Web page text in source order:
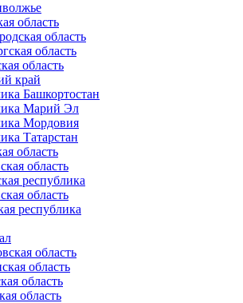
область
область
область
область
край
Башкортостан
Марий Эл
Мордовия
Татарстан
область
область
республика
область
республика
область
область
область
область